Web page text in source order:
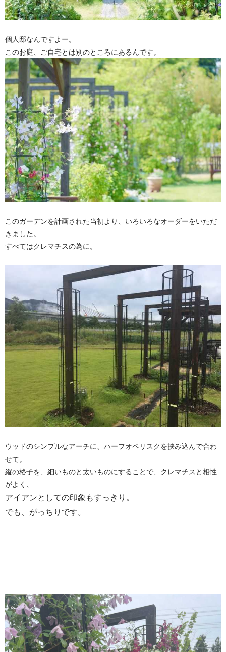
個人邸なんですよー。
このお庭、ご自宅とは別のところにあるんです。
このガーデンを計画された当初より、いろいろなオーダーをいただ
きました。
すべてはクレマチスの為に。
​​ウッドのシンプルなアーチに、ハーフオベリスクを挟み込んで合わ
せて。
縦の格子を、細いものと太いものにすることで、クレマチスと相性
がよく、
アイアンとしての印象もすっきり。
でも、がっちりです。